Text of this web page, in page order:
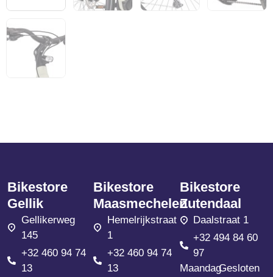
Bikestore
Gellik
Gellikerweg
145
+32 460 94 74
13
Bikestore
Maasmechelen
Hemelrijkstraat
1
+32 460 94 74
13
Bikestore
Zutendaal
Daalstraat 1
+32 494 84 60
97
MaandagGesloten